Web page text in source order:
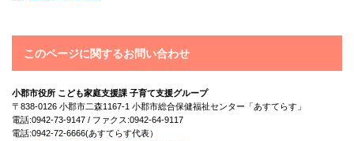
このページに関するお問い合わせ
小郡市役所 こども家庭支援課 子育て支援グループ
〒838-0126 小郡市二森1167-1 小郡市総合保健福祉センター「あすてらす」
電話:0942-73-9147 / ファクス:0942-64-9117
電話:0942-72-6666(あすてらす代表）